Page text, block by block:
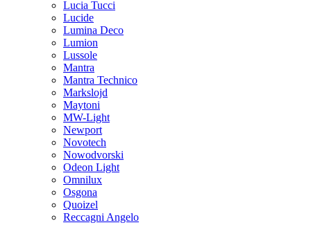
Lucia Tucci
Lucide
Lumina Deco
Lumion
Lussole
Mantra
Mantra Technico
Markslojd
Maytoni
MW-Light
Newport
Novotech
Nowodvorski
Odeon Light
Omnilux
Osgona
Quoizel
Reccagni Angelo